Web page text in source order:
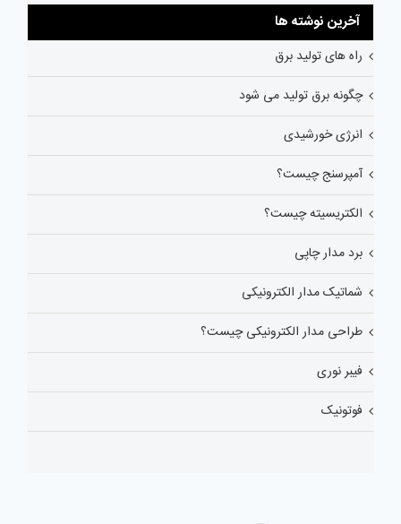
آخرین نوشته ها
راه های تولید برق
چگونه برق تولید می شود
انرژی خورشیدی
آمپرسنج چیست؟
الکتریسیته چیست؟
برد مدار چاپی
شماتیک مدار الکترونیکی
طراحی مدار الکترونیکی چیست؟
فیبر نوری
فوتونیک